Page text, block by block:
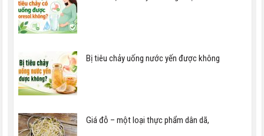
Bị tiêu chảy uống nước yến được không
Giá đỗ – một loại thực phẩm dân dã,